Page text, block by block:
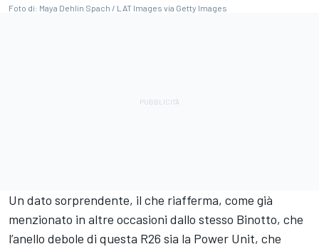
Foto di: Maya Dehlin Spach / LAT Images via Getty Images
Un dato sorprendente, il che riafferma, come già
menzionato in altre occasioni dallo stesso Binotto, che
l’anello debole di questa R26 sia la Power Unit, che